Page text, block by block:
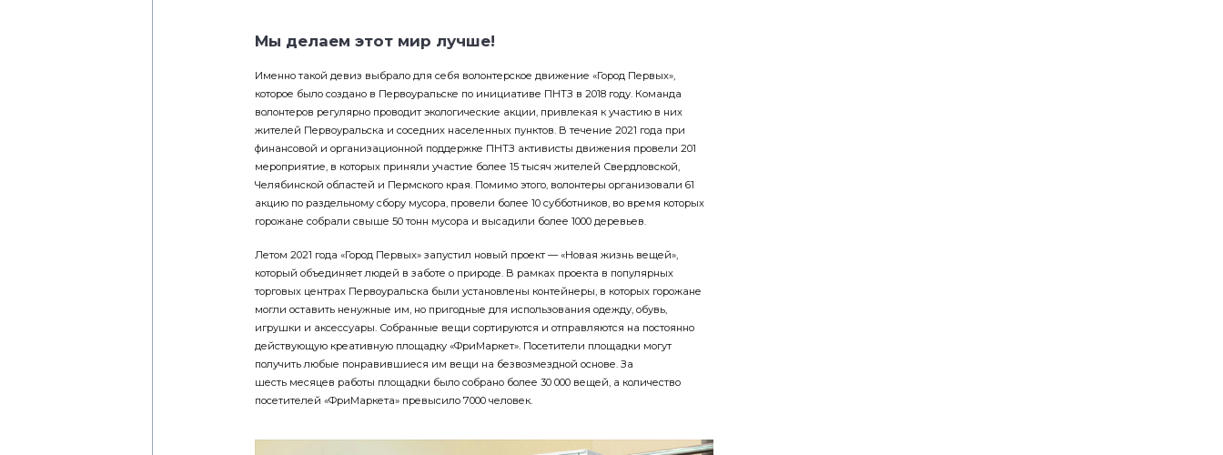
Мы делаем этот мир лучше!
Именно такой девиз выбрало для себя волонтерское движение «Город Первых»,
которое было создано в Первоуральске по инициативе ПНТЗ в 2018 году. Команда
волонтеров регулярно проводит экологические акции, привлекая к участию в них
жителей Первоуральска и соседних населенных пунктов. В течение 2021 года при
финансовой и организационной поддержке ПНТЗ активисты движения провели 201
мероприятие, в которых приняли участие более 15 тысяч жителей Свердловской,
Челябинской областей и Пермского края. Помимо этого, волонтеры организовали 61
акцию по раз­дельному сбору мусора, провели более 10 субботников, во время которых
горожане собрали свыше 50 тонн мусора и высадили более 1000 деревьев.
Летом 2021 года «Город Первых» запустил новый проект — «Новая жизнь вещей»,
который объединяет людей в заботе о природе. В рамках проекта в популярных
торговых центрах Первоуральска были установлены контейнеры, в которых горожане
могли оставить ненужные им, но пригодные для использования одежду, обувь,
игрушки и аксессуары. Собранные вещи сортируются и отправляются на постоянно
действующую креативную площадку «ФриМаркет». Посетители площадки могут
получить любые понравившиеся им вещи на безвозмездной основе. За
шесть месяцев работы площадки было собрано более 30 000 вещей, а количество
посетителей «ФриМаркета» превысило 7000 человек.